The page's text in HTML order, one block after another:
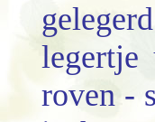
legertje
roven -